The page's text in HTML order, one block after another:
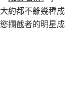
約都不離幾種成
攔截者的明星成